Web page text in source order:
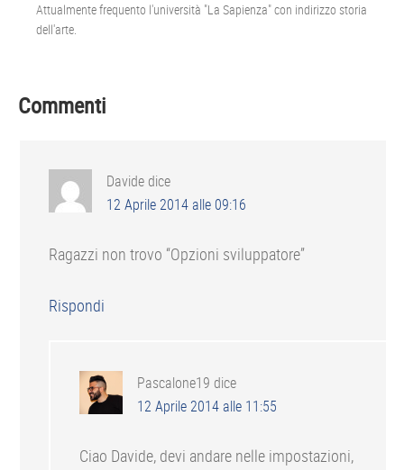
Attualmente frequento l'università "La Sapienza" con indirizzo storia
dell'arte.
Interazioni
lettore
Commenti
Davide dice
12 Aprile 2014 alle 09:16
Ragazzi non trovo “Opzioni sviluppatore”
Rispondi
Pascalone19 dice
12 Aprile 2014 alle 11:55
Ciao Davide, devi andare nelle impostazioni,